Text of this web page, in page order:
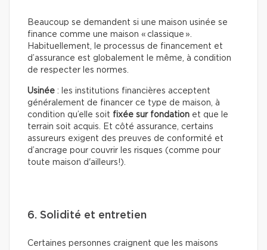
Beaucoup se demandent si une maison usinée se
finance comme une maison « classique ».
Habituellement, le processus de financement et
d’assurance est globalement le même, à condition
de respecter les normes.
Usinée : les institutions financières acceptent
généralement de financer ce type de maison, à
condition qu’elle soit fixée sur fondation et que le
terrain soit acquis. Et côté assurance, certains
assureurs exigent des preuves de conformité et
d’ancrage pour couvrir les risques (comme pour
toute maison d'ailleurs!).
6. Solidité et entretien
Certaines personnes craignent que les maisons